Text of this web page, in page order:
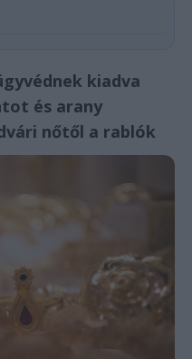
kiadva
és arany
nőtől a rablók